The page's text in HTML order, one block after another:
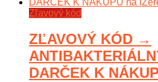
Zľavový kód
ZĽAVOVÝ KÓD →
DARČEK K